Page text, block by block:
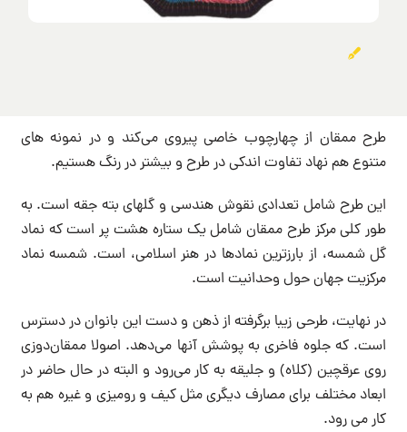
طرح ممقان از چهارچوب خاصی پیروی می‌کند و در نمونه های
متنوع هم نهاد تفاوت اندکی در طرح و بیشتر در رنگ هستیم.
این طرح شامل تعدادی نقوش هندسی و گلهای بته جقه است. به
طور کلی مرکز طرح ممقان شامل یک ستاره هشت پر است که نماد
گل شمسه، از بارزترین نمادها در هنر اسلامی، است. شمسه نماد
مرکزیت جهان حول وحدانیت است.
در نهایت، طرحی زیبا برگرفته از ذهن و دست این بانوان در دسترس
است. که جلوه فاخری به پوشش آنها می‌دهد. اصولا ممقان‌دوزی
روی عرقچین (کلاه) و جلیقه به کار می‌رود و البته در حال حاضر در
ابعاد مختلف برای مصارف دیگری مثل کیف و رومیزی و غیره هم به
کار می رود.